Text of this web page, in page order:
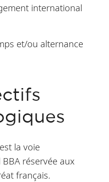
international
et/ou alternance
la voie
réservée aux
français.